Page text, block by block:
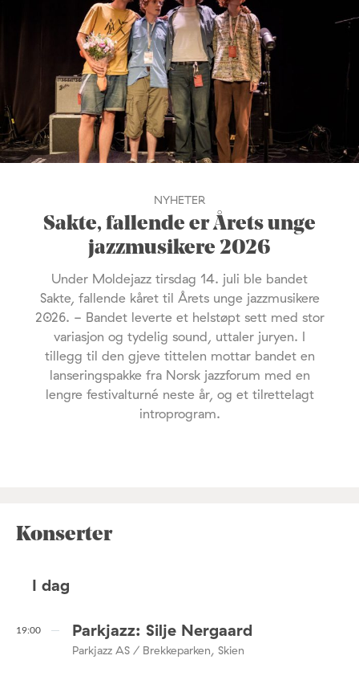
NYHETER
Sakte, fallende er Årets unge
jazzmusikere 2026
Under Moldejazz tirsdag 14. juli ble bandet
Sakte, fallende kåret til Årets unge jazzmusikere
2026. - Bandet leverte et helstøpt sett med stor
variasjon og tydelig sound, uttaler juryen. I
tillegg til den gjeve tittelen mottar bandet en
lanseringspakke fra Norsk jazzforum med en
lengre festivalturné neste år, og et tilrettelagt
introprogram.
Konserter
I dag
19:00 Parkjazz: Silje Nergaard
Parkjazz AS / Brekkeparken, Skien